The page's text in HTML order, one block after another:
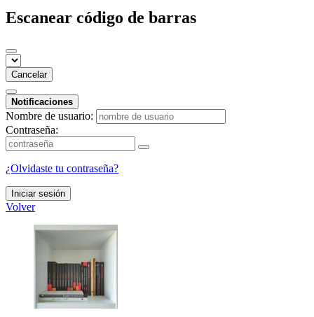
Escanear código de barras
Cancelar
Notificaciones
Nombre de usuario:
Contraseña:
¿Olvidaste tu contraseña?
Iniciar sesión
Volver